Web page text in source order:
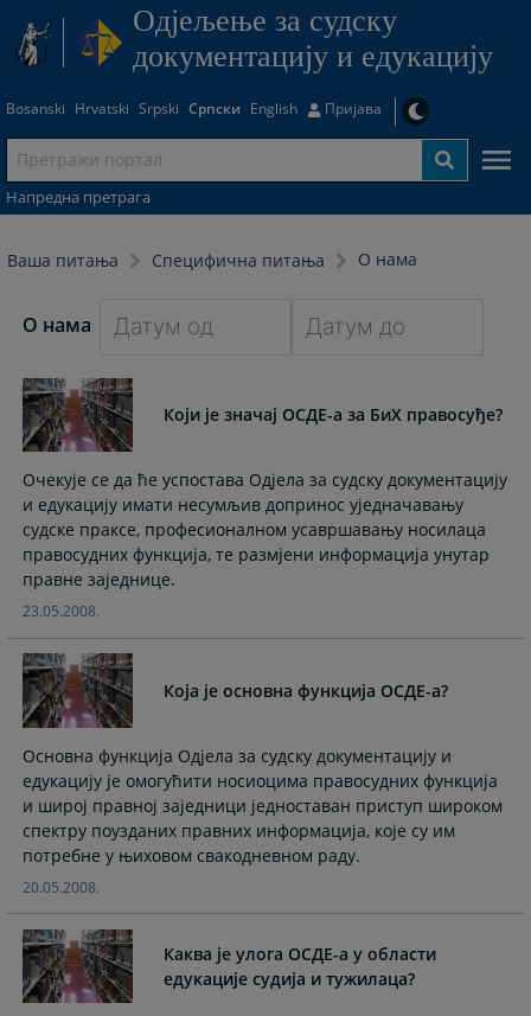
Одjељење за судску
документацију и едукацију
Bosanski Hrvatski Srpski Српски English Пријава
Напредна претрага
Ваша питања Специфична питања О нама
О нама
forward
to
interact
the
calendar
and
select
Press
the
question
mark
key
to
get
the
keyboard
for
changing
dates.
to
the
calendar
and
the
question
key
to
get
the
keyboard
for
dates.
Који је значај ОСДЕ-а за БиХ правосуђе?
Очекује се да ће успостава Одјела за судску документацију
и едукацију имати несумљив допринос уједначавању
судске праксе, професионалном усавршавању носилаца
правосудних функција, те размјени информација унутар
правне заједнице.
23.05.2008.
Која је основна функција ОСДЕ-а?
Основна функција Одјела за судску документацију и
едукацију је омогућити носиоцима правосудних функција
и широј правној заједници једноставан приступ широком
спектру поузданих правних информација, које су им
потребне у њиховом свакодневном раду.
20.05.2008.
Каква је улога ОСДЕ-а у области
едукације судија и тужилаца?